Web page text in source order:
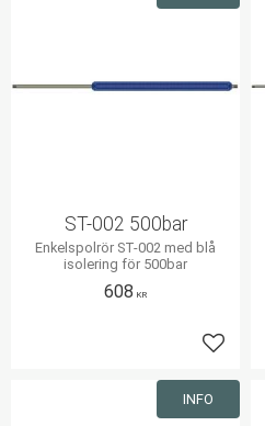
ST-002 500bar
Enkelspolrör ST-002 med blå
isolering för 500bar
608 KR
Lägg
INFO